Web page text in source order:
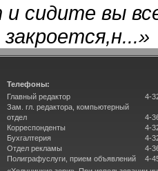
сидите вы
»
Телефоны:
Главный редактор
Зам. гл. редактора, компьютерный
отдел
Корреспонденты
Бухгалтерия
Отдел рекламы
Полиграфуслуги, прием объявлений
4-
4-
4-
4-
4-
4-